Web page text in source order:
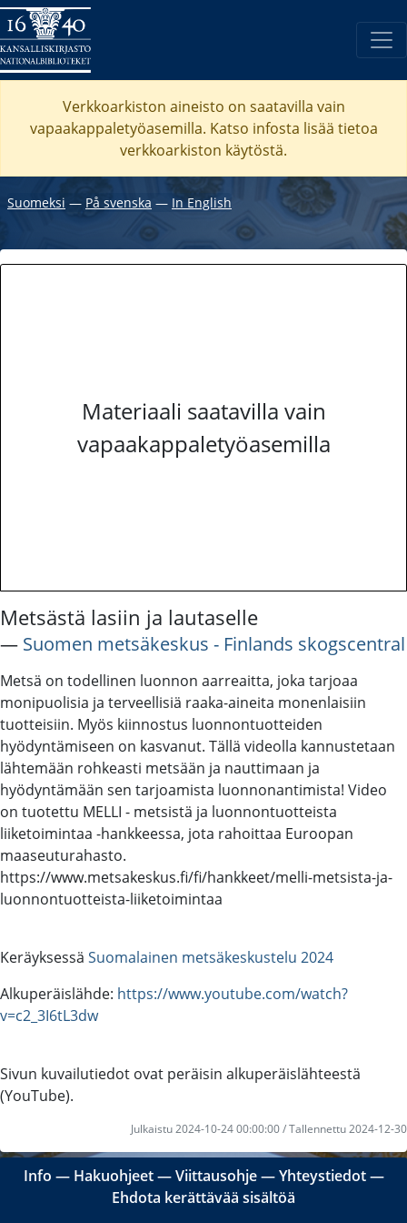
Verkkoarkiston aineisto on saatavilla vain
vapaakappaletyöasemilla. Katso infosta lisää tietoa
verkkoarkiston käytöstä.
Suomeksi ― På svenska ― In English
Materiaali saatavilla vain
vapaakappaletyöasemilla
Metsästä lasiin ja lautaselle
― Suomen metsäkeskus - Finlands skogscentral
Metsä on todellinen luonnon aarreaitta, joka tarjoaa
monipuolisia ja terveellisiä raaka-aineita monenlaisiin
tuotteisiin. Myös kiinnostus luonnontuotteiden
hyödyntämiseen on kasvanut. Tällä videolla kannustetaan
lähtemään rohkeasti metsään ja nauttimaan ja
hyödyntämään sen tarjoamista luonnonantimista! Video
on tuotettu MELLI - metsistä ja luonnontuotteista
liiketoimintaa -hankkeessa, jota rahoittaa Euroopan
maaseuturahasto.
https://www.metsakeskus.fi/fi/hankkeet/melli-metsista-ja-
luonnontuotteista-liiketoimintaa
Keräyksessä Suomalainen metsäkeskustelu 2024
Alkuperäislähde: https://www.youtube.com/watch?
v=c2_3I6tL3dw
Sivun kuvailutiedot ovat peräisin alkuperäislähteestä
(YouTube).
Julkaistu 2024-10-24 00:00:00 / Tallennettu 2024-12-30
Info ― Hakuohjeet―Viittausohje―Yhteystiedot―
Ehdota kerättävää sisältöä